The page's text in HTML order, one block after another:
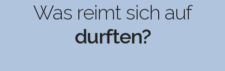
Was reimt sich auf
durften?